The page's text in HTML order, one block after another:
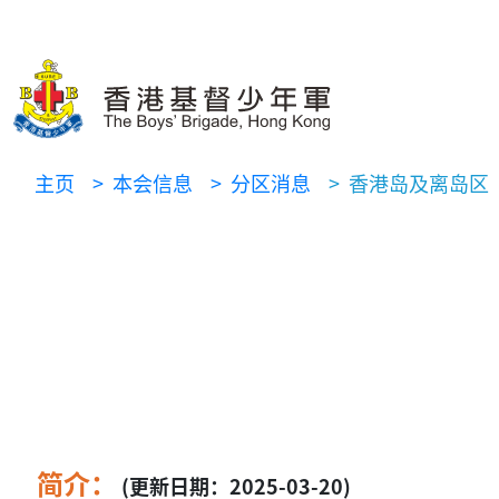
主页 > 本会信息 > 分区消息 > 香港岛及离岛区
简介： (更新日期：2025-03-20)